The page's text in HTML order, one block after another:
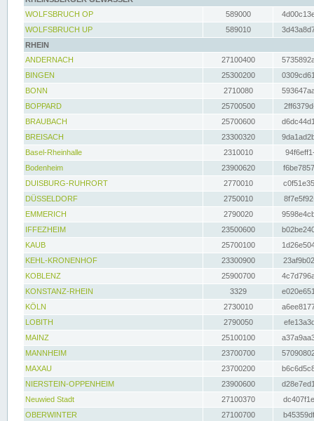
WOLFSBRUCH OP
589000
WOLFSBRUCH UP
589010
RHEIN
ANDERNACH
27100400
BINGEN
25300200
BONN
2710080
BOPPARD
25700500
BRAUBACH
25700600
BREISACH
23300320
Basel-Rheinhalle
2310010
Bodenheim
23900620
DUISBURG-RUHRORT
2770010
DÜSSELDORF
2750010
EMMERICH
2790020
IFFEZHEIM
23500600
KAUB
25700100
KEHL-KRONENHOF
23300900
KOBLENZ
25900700
KONSTANZ-RHEIN
3329
KÖLN
2730010
LOBITH
2790050
MAINZ
25100100
MANNHEIM
23700700
MAXAU
23700200
NIERSTEIN-OPPENHEIM
23900600
Neuwied Stadt
27100370
OBERWINTER
27100700